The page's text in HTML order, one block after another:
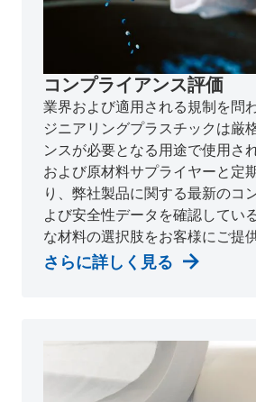
コンプライアンス評価
業界および適用される規制を問
ジニアリングプラスチックは厳
ンスが必要となる用途で使用さ
および原材料サプライヤーと定
り、弊社製品に関する最新のコ
よび安全性データを確認してい
な材料の選択肢をお客様にご提
さらに詳しく見る